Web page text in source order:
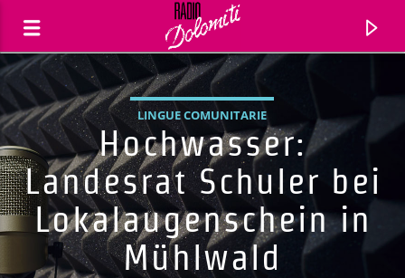
LINGUE COMUNITARIE
Hochwasser:
Landesrat Schuler bei
Lokalaugenschein in
Mühlwald